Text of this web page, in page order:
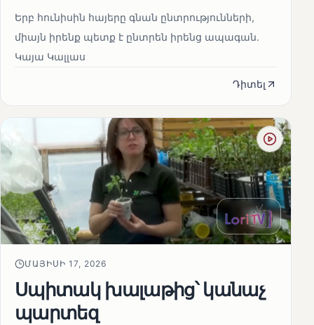
Երբ հունիսին հայերը գնան ընտրությունների,
միայն իրենք պետք է ընտրեն իրենց ապագան.
Կայա Կալլաս
Դիտել
ՄԱՅԻՍԻ 17, 2026
Սպիտակ խալաթից՝ կանաչ
պարտեզ